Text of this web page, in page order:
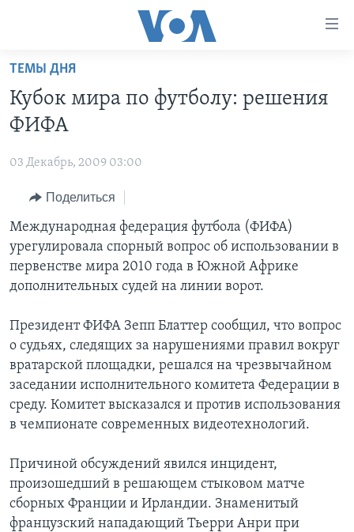
Перейти
основной
контент
навигации
Перейти
поиск
ГЛАВНОЕ
ПРОГРАММЫ
НОВОСТИ ЗА МИНУТУ
ИТОГИ
ПОЧЕМУ ЭТО ВАЖНО?
ДИСКУССИЯ VOA
ДЕТАЛИ
АМЕРИКА. БОЛЬШОЕ ПУТЕШЕСТВИЕ
УЧИМ АНГЛИЙСКИЙ
НАША АМЕРИКАНСКАЯ ИСТОРИЯ
А КАК В АМЕРИКЕ?
АРТЕФАКТЫ
АМЕРИКАНСКИЕ ГОРОДКИ
ЭКСПЕРТИЗА
ИНТЕРВЬЮ
ФАКТЫ ПРОТИВ ФЕЙКОВ
ЗА СВОБОДУ ПРЕССЫ
УЧИМ АНГЛИЙСКИЙ
ПОДПИСКА НА НОВОСТИ
Learning English
СОЦИАЛЬНЫЕ СЕТИ
Языки
ТЕМЫ ДНЯ
Кубок мира по футболу: решения
ФИФА
03 Декабрь, 2009 03:00
Поделиться
Международная федерация футбола (ФИФА)
урегулировала спорный вопрос об использовании в
первенстве мира 2010 года в Южной Африке
дополнительных судей на линии ворот.
Президент ФИФА Зепп Блаттер сообщил, что вопрос
о судьях, следящих за нарушениями правил вокруг
вратарской площадки, решался на чрезвычайном
заседании исполнительного комитета Федерации в
среду. Комитет высказался и против использования
в чемпионате современных видеотехнологий.
Причиной обсуждений явился инцидент,
произошедший в решающем стыковом матче
сборных Франции и Ирландии. Знаменитый
французский нападающий Тьерри Анри при